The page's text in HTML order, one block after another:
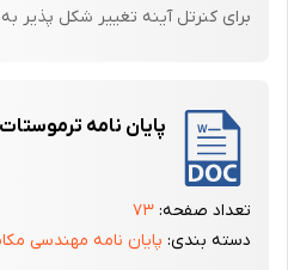
برای کنرتل آینه تغییر شکل پذیر
پایان نامه ترموستات
تعداد صفحه: ۷۳
دسته بندی: پایان نامه مهندسی